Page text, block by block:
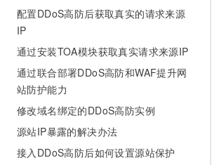
配置DDoS高防后获取真实的请求来源
IP
通过安装TOA模块获取真实请求来源IP
通过联合部署DDoS高防和WAF提升网
站防护能力
修改域名绑定的DDoS高防实例
源站IP暴露的解决办法
接入DDoS高防后如何设置源站保护
专有云